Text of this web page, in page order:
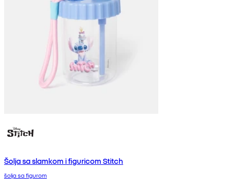
Šolja sa slamkom i figuricom Stitch
šolja sa figurom